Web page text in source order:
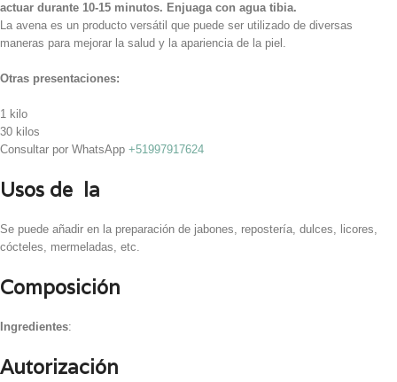
actuar durante 10-15 minutos. Enjuaga con agua tibia.
La avena es un producto versátil que puede ser utilizado de diversas
maneras para mejorar la salud y la apariencia de la piel.
Otras presentaciones:
1 kilo
30 kilos
Consultar por WhatsApp +51997917624
Usos de la
Se puede añadir en la preparación de jabones, repostería, dulces, licores,
cócteles, mermeladas, etc.
Composición
Ingredientes:
Autorización